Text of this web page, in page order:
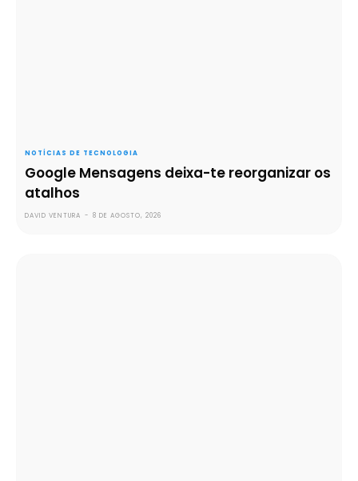
NOTÍCIAS DE TECNOLOGIA
Google Mensagens deixa-te reorganizar os
atalhos
DAVID VENTURA - 8 DE AGOSTO, 2026